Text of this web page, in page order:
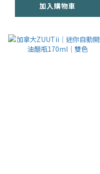
加入購物車